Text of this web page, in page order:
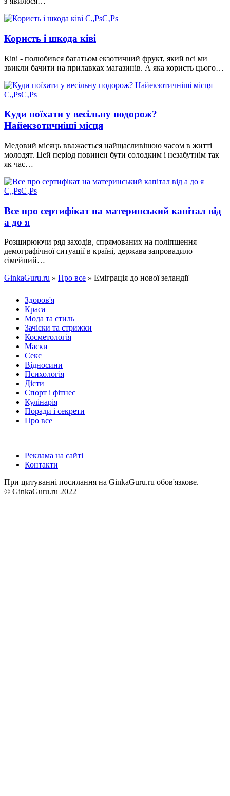
Користь і шкода ківі
Ківі - полюбився багатьом екзотичний фрукт, який всі ми
звикли бачити на прилавках магазинів. А яка користь цього…
Куди поїхати у весільну подорож?
Найекзотичніші місця
Медовий місяць вважається найщасливішою часом в житті
молодят. Цей період повинен бути солодким і незабутнім так
як час…
Все про сертифікат на материнський капітал від
а до я
Розширюючи ряд заходів, спрямованих на поліпшення
демографічної ситуації в країні, держава запровадило
сімейний…
GinkaGuru.ru » Про все » Еміграція до нової зеландії
Здоров'я
Краса
Мода та стиль
Зачіски та стрижки
Косметологія
Маски
Секс
Відносини
Психологія
Дієти
Спорт і фітнес
Кулінарія
Поради і секрети
Про все
Реклама на сайті
Контакти
При цитуванні посилання на GinkaGuru.ru обов'язкове.
© GinkaGuru.ru 2022